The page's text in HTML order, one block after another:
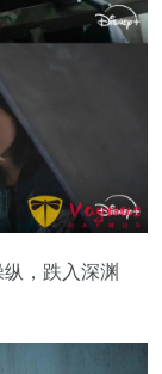
，跌入深渊